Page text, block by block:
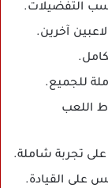
التفضيلات.
آخرين.
للجميع.
اللعب
تجربة شاملة.
على القيادة.